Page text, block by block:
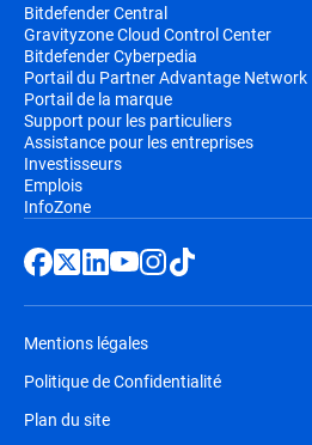
Bitdefender Central
Gravityzone Cloud Control Center
Bitdefender Cyberpedia
Portail du Partner Advantage Network
Portail de la marque
Support pour les particuliers
Assistance pour les entreprises
Investisseurs
Emplois
InfoZone
Mentions légales
Politique de Confidentialité
Plan du site